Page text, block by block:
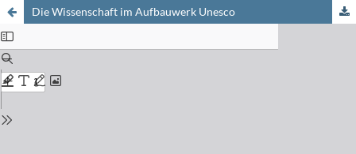
Die Wissenschaft im Aufbauwerk Unesco